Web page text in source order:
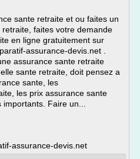
sante retraite et ou faites un
faites votre demande
en ligne gratuitement sur
assurance-devis.net .
assurance sante retraite
sante retraite, doit pensez a
sante, les
les prix assurance sante
Faire un...
assurance-devis.net